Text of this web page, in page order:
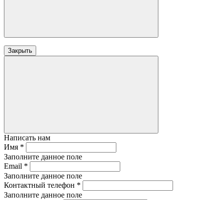
Закрыть
Написать нам
Имя *
Заполните данное поле
Email *
Заполните данное поле
Контактный телефон *
Заполните данное поле